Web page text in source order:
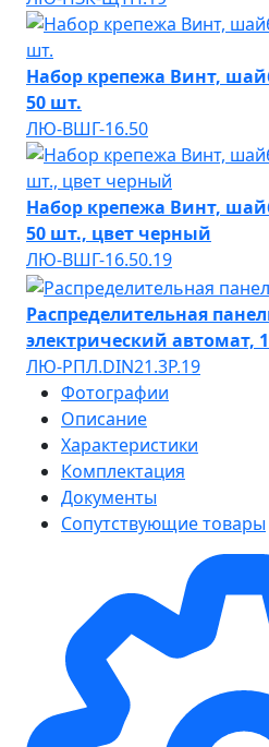
Набор крепежа Винт,
50 шт.
ЛЮ-ВШГ-16.50
Набор крепежа Винт,
50 шт., цвет черный
ЛЮ-ВШГ-16.50.19
Распределительная
электрический автомат,
ЛЮ-РПЛ.DIN21.3Р.19
Фотографии
Описание
Характеристики
Комплектация
Документы
Сопутствующие товары